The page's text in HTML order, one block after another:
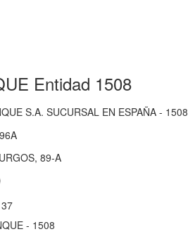
Entidad 1508
S.A. SUCURSAL EN ESPAÑA - 1508
89-A
- 1508